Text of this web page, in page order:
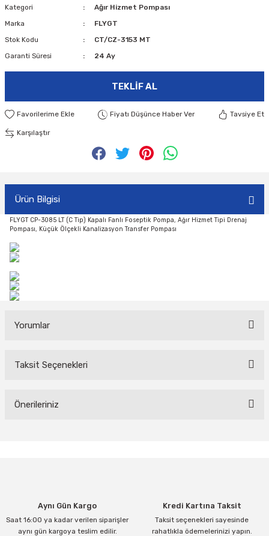
Kategori
Ağır Hizmet Pompası
Marka
FLYGT
Stok Kodu
CT/CZ-3153 MT
Garanti Süresi
24 Ay
TEKLIF AL
Fiyatı Düşünce Haber Ver Tavsiye Et
Karşılaştır
Ürün Bilgisi
FLYGT CP-3085 LT (C Tip) Kapalı Fanlı Foseptik Pompa, Ağır Hizmet Tipi Drenaj
Pompası, Küçük Ölçekli Kanalizasyon Transfer Pompası
Yorumlar
Bu ürüne ilk yorumu siz yapın!
Taksit Seçenekleri
Önerileriniz
Ürün açıklamasında eksik bilgiler bulunuyor.
Ürün bilgilerinde hatalar bulunuyor.
Aynı Gün Kargo
Saat 16:00 ya kadar verilen siparişler
aynı gün kargoya teslim edilir.
Kredi Kartına Taksit
Taksit seçenekleri sayesinde
rahatlıkla ödemelerinizi yapın.